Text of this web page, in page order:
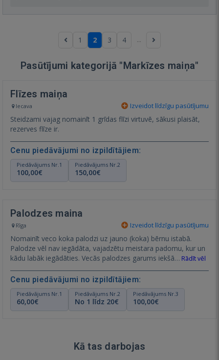
1 2 3 4 ...
Pasūtījumi kategorijā "Markīzes maiņa"
Flīzes maiņa
Iecava Izveidot līdzīgu pasūtījumu
Steidzami vajag nomainīt 1 grīdas flīzi virtuvē, sākusi plaisāt,
rezerves flīze ir.
Cenu piedāvājumi no izpildītājiem:
Piedāvājums Nr.1
100,00€
Piedāvājums Nr.2
150,00€
Palodzes maina
Rīga Izveidot līdzīgu pasūtījumu
Nomainīt veco koka palodzi uz jauno (koka) bērnu istabā.
Palodze vēl nav iegādāta, vajadzētu meistara padomu, kur un
kādu labāk iegādāties. Vecās palodzes garums iekšā… Rādīt vēl
Cenu piedāvājumi no izpildītājiem:
Piedāvājums Nr.1
60,00€
Piedāvājums Nr.2
No 1 līdz 20€
Piedāvājums Nr.3
100,00€
Kā tas darbojas